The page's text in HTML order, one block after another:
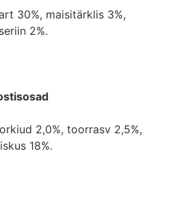
30%, maisitärklis 3%,
2%.
2,0%, toorrasv 2,5%,
18%.